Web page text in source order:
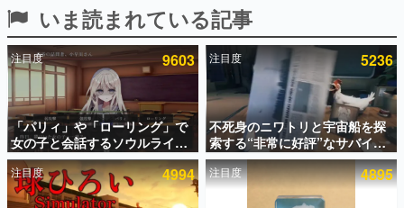
ピックアップ
電ファミのいま読まれている記事ランキング
アプリセール情報
インタビュー
連載・特集一覧
いま読まれている記事
注目度 9603
「パリィ」や「ローリング」で
女の子と会話するソウルライク
恋愛ゲーム『小早川さんはソウ
ルライク』無料公開。返事に失
敗すると「YOU DIED」
注目度 5236
不死身のニワトリと宇宙船を探
索する“非常に好評”なサバイバ
ルゲーム『Breathedge』が無
料で配布中。入手できる期間は8
月10日まで
注目度 4994 注目度 4895